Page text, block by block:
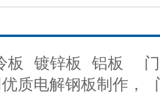
板 镀锌板 铝板
质电解钢板制作，